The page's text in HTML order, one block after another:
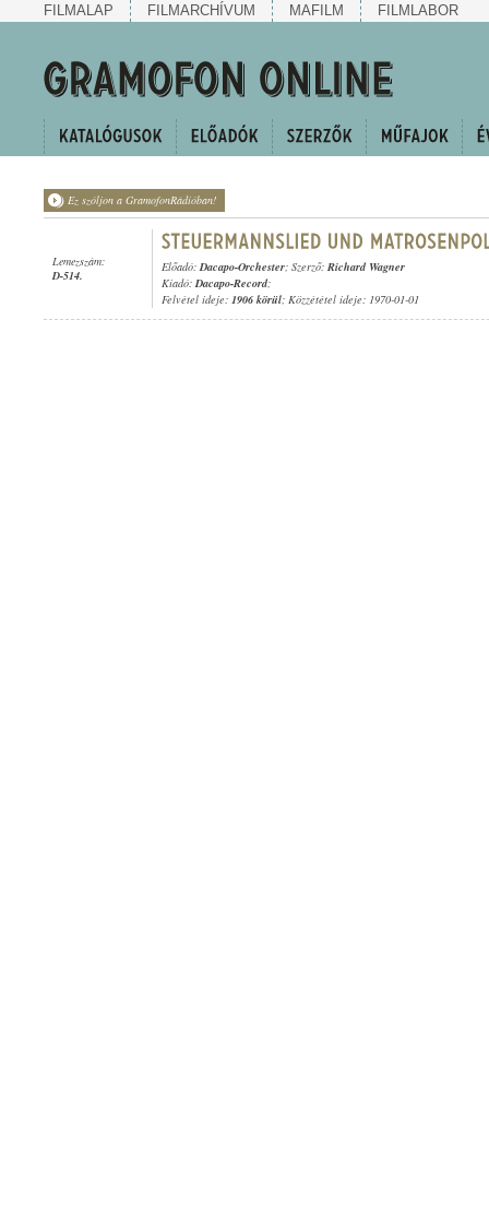
FILMALAP FILMARCHÍVUM MAFILM FILMLABOR
Ez szóljon a GramofonRádióban!
Lemezszám:
D-514.
Előadó:Dacapo-Orchester; Szerző: Richard Wagner
Kiadó:Dacapo-Record;
Felvétel ideje: 1906 körül; Közzététel ideje: 1970-01-01